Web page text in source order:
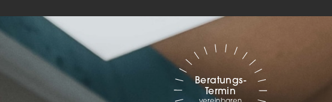
Beratungs-
Termin